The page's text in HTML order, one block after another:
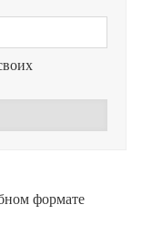
формате